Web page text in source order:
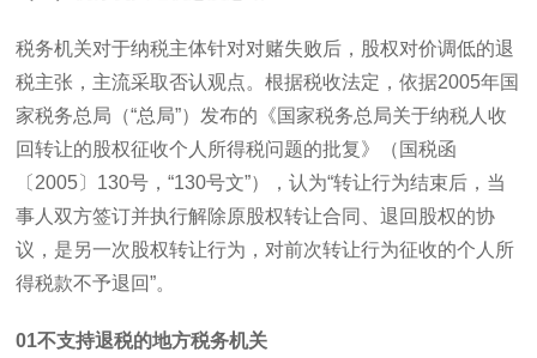
税务机关对于纳税主体针对对赌失败后，股权对价调低的退
税主张，主流采取否认观点。根据税收法定，依据2005年国
家税务总局（“总局”）发布的《国家税务总局关于纳税人收
回转让的股权征收个人所得税问题的批复》（国税函
〔 2005〕 130号，“130号文”），认为“转让行为结束后，当
事人双方签订并执行解除原股权转让合同、退回股权的协
议，是另一次股权转让行为，对前次转让行为征收的个人所
得税款不予退回”。
01不支持退税的地方税务机关